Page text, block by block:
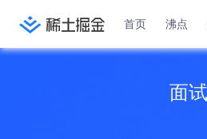
首页 沸点
面试